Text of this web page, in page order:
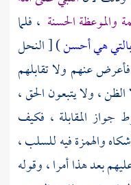
والموعظة الحسنة ، فلما
هي أحسن) [ النحل
: فأعرض عنهم ولا تقابلهم
الظن ، ولا يتبعون الحق ،
جواز المقابلة ، فكيف
والهمزة فيه للسلب ،
بعد هذا أمرا ، وقوله